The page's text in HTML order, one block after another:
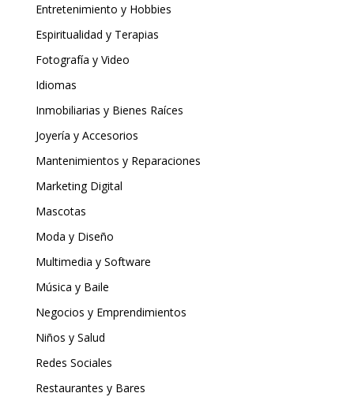
Entretenimiento y Hobbies
Espiritualidad y Terapias
Fotografía y Video
Idiomas
Inmobiliarias y Bienes Raíces
Joyería y Accesorios
Mantenimientos y Reparaciones
Marketing Digital
Mascotas
Moda y Diseño
Multimedia y Software
Música y Baile
Negocios y Emprendimientos
Niños y Salud
Redes Sociales
Restaurantes y Bares